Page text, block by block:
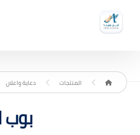
المنتجات دعاية واعلان
بوب